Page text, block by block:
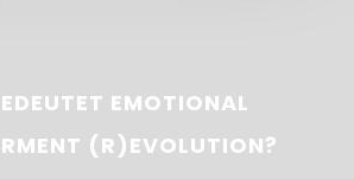
EMOTIONAL
(R)EVOLUTION?